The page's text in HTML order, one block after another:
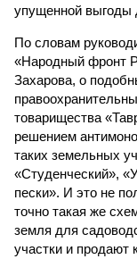
упущенной выгоды
По словам
«Народный фронт
Захарова, о
товарищества
решением
таких земельных
«Студенческий»,
пески». И это не
точно такая же
земля для
участки и продают